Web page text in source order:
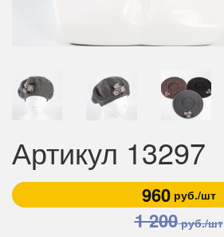
Артикул 13297
960руб./шт
1 200руб./шт